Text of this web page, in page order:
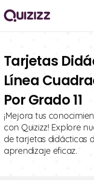
Tarjetas
Línea
Por Grado 11
¡Mejora tus
con Quizizz! Explore
de tarjetas didácticas
aprendizaje eficaz.